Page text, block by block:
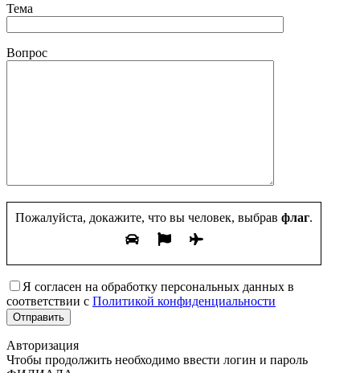
Тема
Вопрос
Пожалуйста, докажите, что вы человек, выбрав флаг.
Я согласен на обработку персональных данных в
соответствии с Политикой конфиденциальности
Авторизация
Чтобы продолжить необходимо ввести логин и пароль